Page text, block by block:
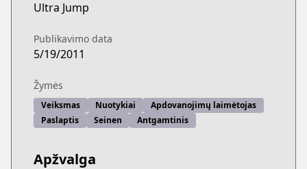
Ultra Jump
Publikavimo data
5/19/2011
Žymės
Veiksmas Nuotykiai
Apdovanojimų laimėtojas
Paslaptis
Seinen Antgamtinis
Apžvalga